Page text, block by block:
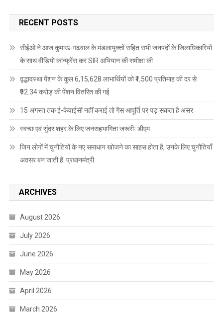
RECENT POSTS
सीईओ ने आज कुमाऊं-गढ़वाल के मंडलायुक्तों सहित सभी जनपदों के जिलाधिकारियों
के साथ वीडियो कांन्फ्रेंस कर SIR अभियान की समीक्षा की
वृद्धावस्था पेंशन के कुल 6,15,628 लाभार्थियों को ₹1,500 प्रतिमाह की दर से
₹92.34 करोड़ की पेंशन वितरित की गई
15 अगस्त तक ई-केवाईसी नहीं कराई तो गैस आपूर्ति पर पड़ सकता है असर
स्वच्छ एवं सुंदर शहर के लिए जनसहभागिता जरूरीः डीएम
जिन लोगों में चुनौतियों के नए समाधान खोजने का साहस होता है, उनके लिए चुनौतियाँ
अवसर बन जाती हैं: प्रधानमंत्री
ARCHIVES
August 2026
July 2026
June 2026
May 2026
April 2026
March 2026